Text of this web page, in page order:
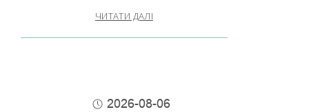
ЧИТАТИ ДАЛІ
2026-08-06